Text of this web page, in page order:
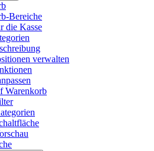
Bereiche
die Kasse
verwalten
Warenkorb